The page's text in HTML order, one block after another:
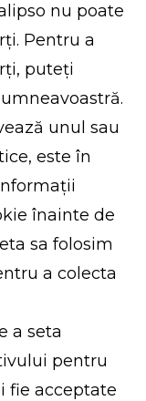
nu poate
Pentru a
puteți
unul sau
este în
înainte de
sa folosim
a colecta
a seta
pentru
fie acceptate